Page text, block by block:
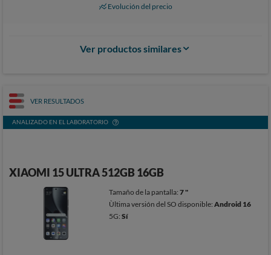
Evolución del precio
Ver productos similares
VER RESULTADOS
ANALIZADO EN EL LABORATORIO
XIAOMI 15 ULTRA 512GB 16GB
Tamaño de la pantalla:7 "
Ùltima versión del SO disponible:Android 16
5G:Sí